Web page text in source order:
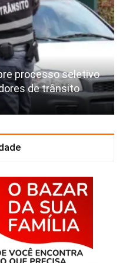
processo seletivo
de trânsito